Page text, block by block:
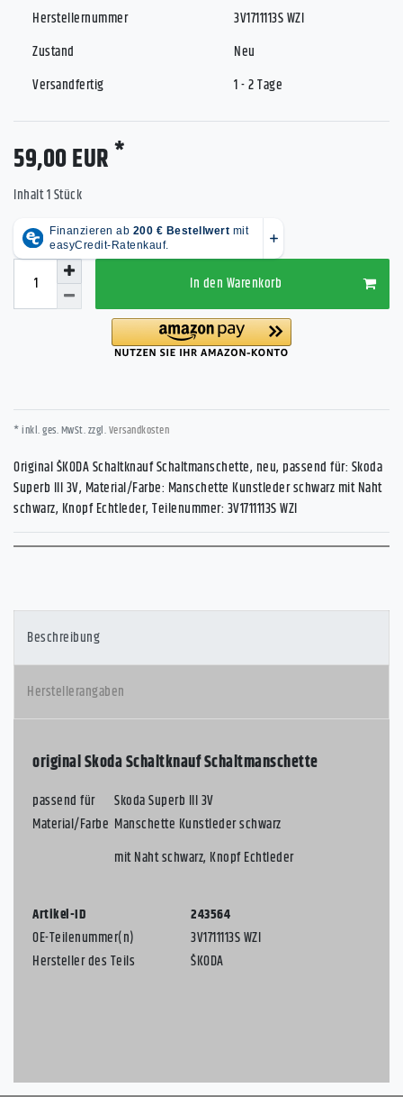
Herstellernummer
Zustand
Versandfertig
3V1711113S WZI
Neu
1 - 2 Tage
59,00 EUR *
Inhalt1Stück
In den Warenkorb
* inkl. ges. MwSt. zzgl.Versandkosten
Original ŠKODA Schaltknauf Schaltmanschette, neu, passend für: Skoda
Superb III 3V, Material/Farbe: Manschette Kunstleder schwarz mit Naht
schwarz, Knopf Echtleder, Teilenummer: 3V1711113S WZI
Beschreibung
Herstellerangaben
original Skoda Schaltknauf Schaltmanschette
passend für
Skoda Superb III 3V
Material/Farbe Manschette Kunstleder schwarz
mit Naht schwarz, Knopf Echtleder
Artikel-ID
243564
OE-Teilenummer(n)
3V1711113S WZI
Hersteller des Teils
ŠKODA